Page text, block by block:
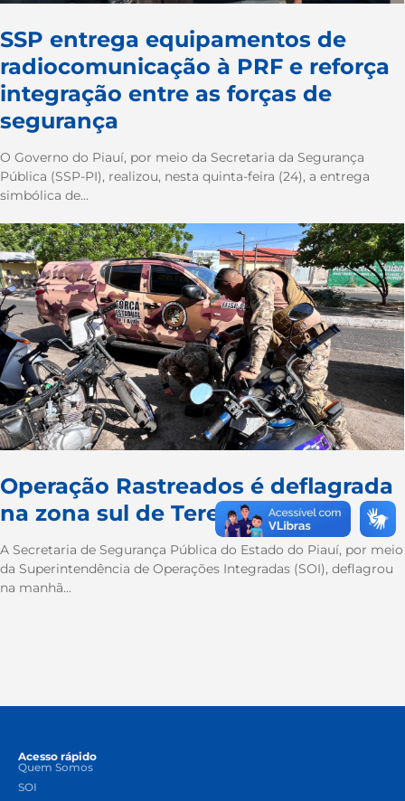
SSP entrega equipamentos de
radiocomunicação à PRF e reforça
integração entre as forças de
segurança
O Governo do Piauí, por meio da Secretaria da Segurança
Pública (SSP-PI), realizou, nesta quinta-feira (24), a entrega
simbólica de...
Operação Rastreados é deflagrada
na zona sul de Teresina
A Secretaria de Segurança Pública do Estado do Piauí, por meio
da Superintendência de Operações Integradas (SOI), deflagrou
na manhã...
Acesso rápido
Quem Somos
SOI